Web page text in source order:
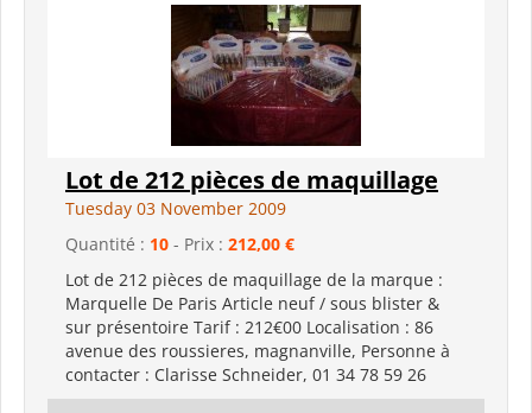
Lot de 212 pièces de maquillage
Tuesday 03 November 2009
Quantité : 10 - Prix : 212,00 €
Lot de 212 pièces de maquillage de la marque :
Marquelle De Paris Article neuf / sous blister &
sur présentoire Tarif : 212€00 Localisation : 86
avenue des roussieres, magnanville, Personne à
contacter : Clarisse Schneider, 01 34 78 59 26